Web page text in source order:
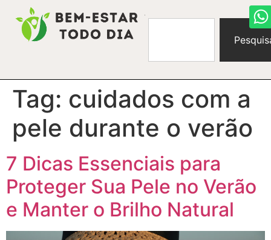
Tag: cuidados com a
pele durante o verão
7 Dicas Essenciais para
Proteger Sua Pele no Verão
e Manter o Brilho Natural